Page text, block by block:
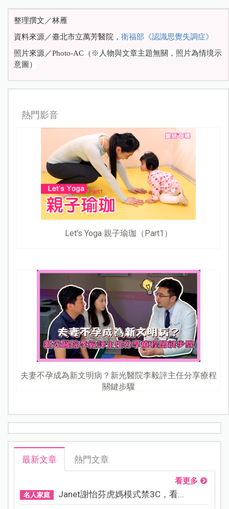
整理撰文／林雁
資料來源／臺北市立萬芳醫院， 衛福部《認識思覺失調症》
照片來源／Photo-AC （※人物與文章主題無關，照片為情境示
意圖）
熱門影音
Let's Yoga 親子瑜珈（Part1）
夫妻不孕成為新文明病？新光醫院李毅評主任分享療程
關鍵步驟
最新文章 熱門文章
看更多
名人家庭 Janet謝怡芬虎媽模式禁3C，看...